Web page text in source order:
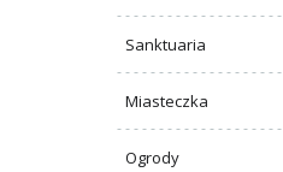
Sanktuaria
Miasteczka
Ogrody